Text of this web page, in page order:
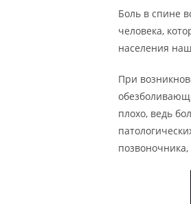
Боль в спине
человека,
населения
При
плохо, ведь